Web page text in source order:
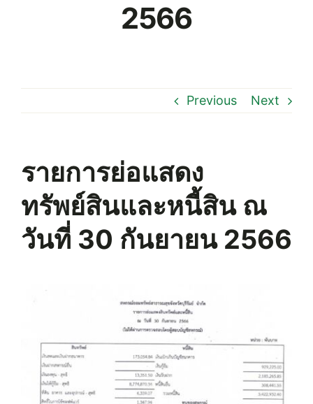
Download
2566
Previous Next
รายการย่อแสดง
ทรัพย์สินและหนี้สิน ณ
วันที่ 30 กันยายน 2566